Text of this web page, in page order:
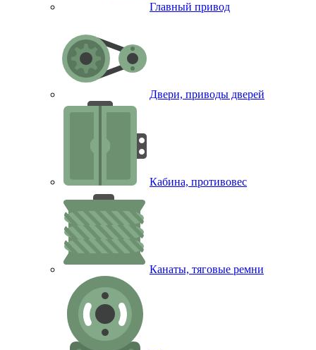
Главный привод
Двери, приводы дверей
Кабина, противовес
Канаты, тяговые ремни